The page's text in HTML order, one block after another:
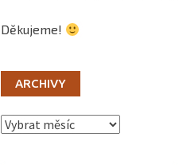
Děkujeme!
ARCHIVY
Archivy